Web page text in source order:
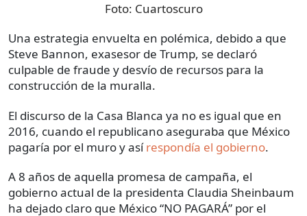
Foto: Cuartoscuro
Una estrategia envuelta en polémica, debido a que
Steve Bannon, exasesor de Trump, se declaró
culpable de fraude y desvío de recursos para la
construcción de la muralla.
El discurso de la Casa Blanca ya no es igual que en
2016, cuando el republicano aseguraba que México
pagaría por el muro y asírespondía el gobierno.
A 8 años de aquella promesa de campaña, el
gobierno actual de la presidenta Claudia Sheinbaum
ha dejado claro que México “NO PAGARÁ” por el